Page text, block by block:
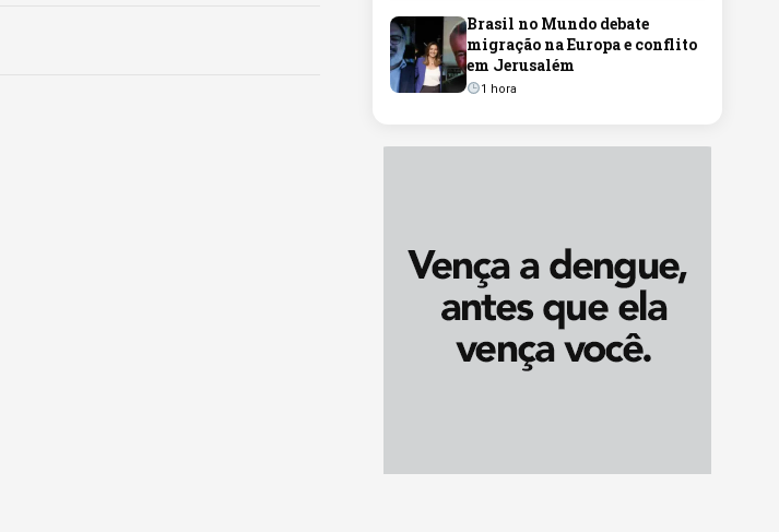
Brasil no Mundo debate
migração na Europa e conflito
em Jerusalém
1 hora